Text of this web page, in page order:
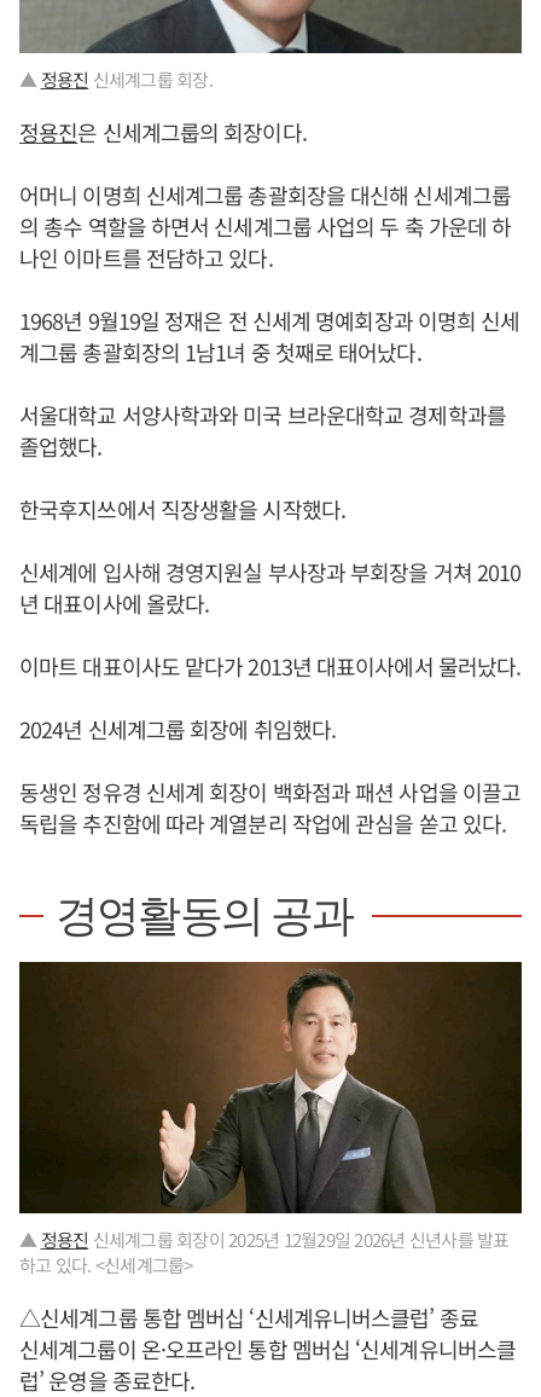
▲ 정용진 신세계그룹 회장.
정용진은 신세계그룹의 회장이다.
어머니 이명희 신세계그룹 총괄회장을 대신해 신세계그룹
의 총수 역할을 하면서 신세계그룹 사업의 두 축 가운데 하
나인 이마트를 전담하고 있다.
1968년 9월19일 정재은 전 신세계 명예회장과 이명희 신세
계그룹 총괄회장의 1남1녀 중 첫째로 태어났다.
서울대학교 서양사학과와 미국 브라운대학교 경제학과를
졸업했다.
한국후지쓰에서 직장생활을 시작했다.
신세계에 입사해 경영지원실 부사장과 부회장을 거쳐 2010
년 대표이사에 올랐다.
이마트 대표이사도 맡다가 2013년 대표이사에서 물러났다.
2024년 신세계그룹 회장에 취임했다.
동생인 정유경 신세계 회장이 백화점과 패션 사업을 이끌고
독립을 추진함에 따라 계열분리 작업에 관심을 쏟고 있다.
경영활동의 공과
▲ 정용진 신세계그룹 회장이 2025년 12월29일 2026년 신년사를 발표
하고 있다. <신세계그룹>
△신세계그룹 통합 멤버십 ‘신세계유니버스클럽’ 종료
신세계그룹이 온·오프라인 통합 멤버십 ‘신세계유니버스클
럽’ 운영을 종료한다.